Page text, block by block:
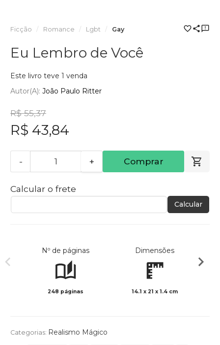
Ficção Romance Lgbt Gay
Eu Lembro de Você
Este livro teve 1 venda
Autor(a): João Paulo Ritter
R$ 55,37
R$ 43,84
- + Comprar
Calcular o frete
Calcular
Nº de páginas
248 páginas
Dimensões
14.1 x 21 x 1.4 cm
Categorias: Realismo Mágico